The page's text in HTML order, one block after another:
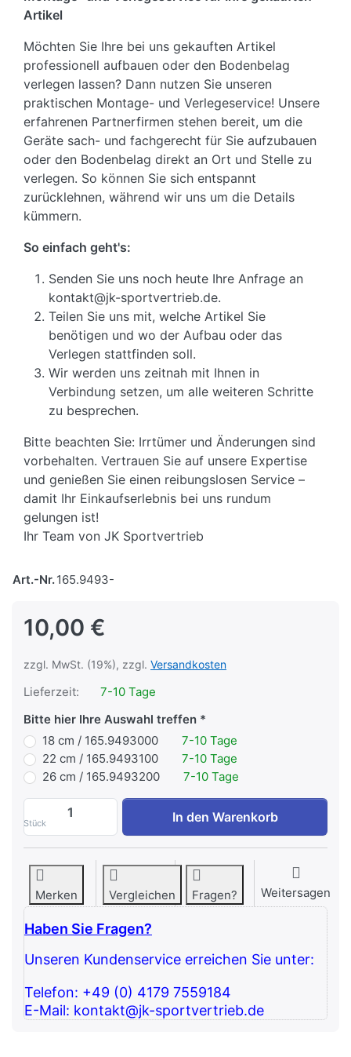
Artikel
Möchten Sie Ihre bei uns gekauften Artikel
professionell aufbauen oder den Bodenbelag
verlegen lassen? Dann nutzen Sie unseren
praktischen Montage- und Verlegeservice! Unsere
erfahrenen Partnerfirmen stehen bereit, um die
Geräte sach- und fachgerecht für Sie aufzubauen
oder den Bodenbelag direkt an Ort und Stelle zu
verlegen. So können Sie sich entspannt
zurücklehnen, während wir uns um die Details
kümmern.
So einfach geht's:
Senden Sie uns noch heute Ihre Anfrage an
kontakt@jk-sportvertrieb.de.
Teilen Sie uns mit, welche Artikel Sie
benötigen und wo der Aufbau oder das
Verlegen stattfinden soll.
Wir werden uns zeitnah mit Ihnen in
Verbindung setzen, um alle weiteren Schritte
zu besprechen.
Bitte beachten Sie: Irrtümer und Änderungen sind
vorbehalten. Vertrauen Sie auf unsere Expertise
und genießen Sie einen reibungslosen Service –
damit Ihr Einkaufserlebnis bei uns rundum
gelungen ist!
Ihr Team von JK Sportvertrieb
Art.-Nr.165.9493-
10,00 €
zzgl. MwSt. (19%), zzgl. Versandkosten
Lieferzeit:
7-10 Tage
Bitte hier Ihre Auswahl treffen
18 cm / 165.9493000
7-10 Tage
22 cm / 165.9493100
7-10 Tage
26 cm / 165.9493200
7-10 Tage
Stück
Redondo Ball Touch zu 10,00 €, Menge 1.
In den Warenkorb
Merken Vergleichen Fragen? Weitersagen
Haben Sie Fragen?
Unseren Kundenservice erreichen Sie unter:
Telefon: +49 (0) 4179 7559184
E-Mail: kontakt@jk-sportvertrieb.de